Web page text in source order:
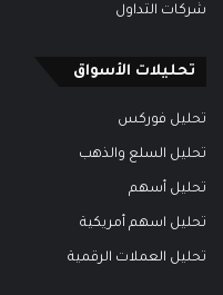
شركات التداول
تحليلات الأسواق
تحليل فوركس
تحليل السلع والذهب
تحليل أسهم
تحليل اسهم أمريكية
تحليل العملات الرقمية